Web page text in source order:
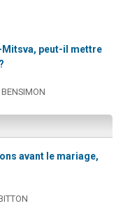
Mitsva, peut-il mettre
avant le mariage,